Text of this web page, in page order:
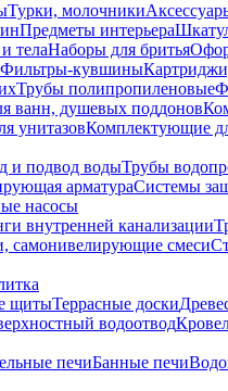
Турки, молочники
Предметы интерьера
телаНаборы для бритья
Фильтры-кувшины
Трубы полипропиленовые
ванн, душевых поддонов
унитазовКомплектующие
и подвод водыТрубы
арматураСистемы
насосы
внутренней канализации
самонивелирующие смеси
щитыТеррасные доски
водоотвод
печиБанные печи